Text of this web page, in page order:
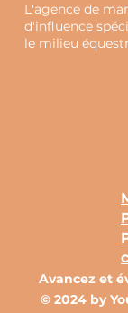
L'agence de
d'influence
le milieu
Avancez et
© 2024 by